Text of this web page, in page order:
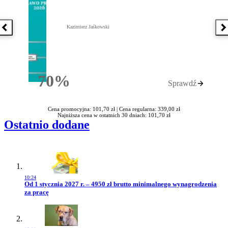
Poprzednia książka
70%Rabatu
Kazimierz Jaśkowski
Sprawdź
Cena promocyjna: 101,70 zł | Cena regularna: 339,00 zł
Najniższa cena w ostatnich 30 dniach: 101,70 zł
Ostatnio dodane
10:24
Przejdź do artykułu:
Od 1 stycznia 2027 r. – 4950 zł brutto minimalnego wynagrodzenia
za pracę